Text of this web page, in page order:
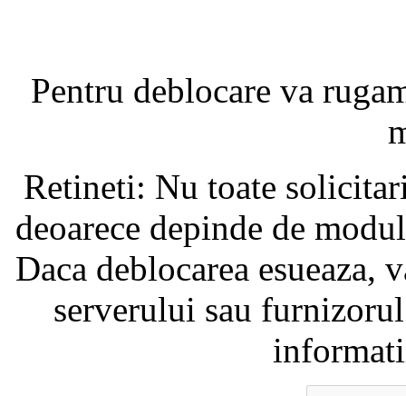
Pentru deblocare va
Retineti: Nu toate
deoarece depinde de
Daca deblocarea
serverului sau